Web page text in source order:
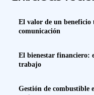
El valor de un beneficio
comunicación
El bienestar financiero:
trabajo
Gestión de combustible